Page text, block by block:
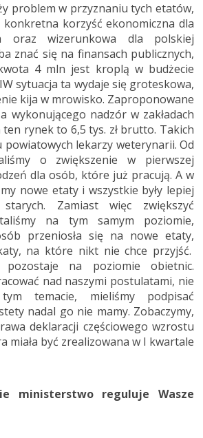
problem w przyznaniu tych etatów,
korzyść ekonomiczna dla
oraz wizerunkowa dla polskiej
znać się na finansach publicznych,
4 mln jest kroplą w budżecie
sytuacja ta wydaje się groteskowa,
kija w mrowisko. Zaproponowane
wykonującego nadzór w zakładach
rynek to 6,5 tys. zł brutto. Takich
powiatowych lekarzy weterynarii. Od
o zwiększenie w pierwszej
dla osób, które już pracują. A w
nowe etaty i wszystkie były lepiej
Zamiast więc zwiększyć
na tym samym poziomie,
przeniosła się na nowe etaty,
na które nikt nie chce przyjść.
pozostaje na poziomie obietnic.
nad naszymi postulatami, nie
temacie, mieliśmy podpisać
nadal go nie mamy. Zobaczymy,
deklaracji częściowego wzrostu
miała być zrealizowana w I kwartale
ministerstwo reguluje Wasze